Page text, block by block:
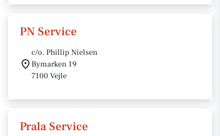
PN Service
c/o. Phillip Nielsen
Bymarken 19
7100 Vejle
Prala Service